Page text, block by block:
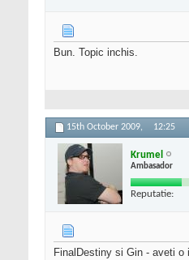
Bun. Topic inchis.
15th October 2009, 12:25
Krumel
Ambasador
Reputatie:
FinalDestiny si Gin - aveti